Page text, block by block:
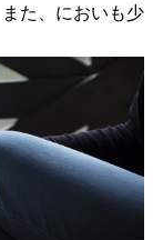
た、においも少